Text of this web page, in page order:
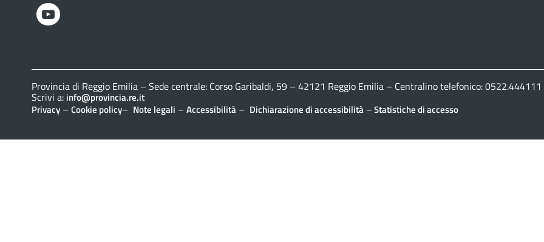
Provincia di Reggio Emilia – Sede centrale: Corso Garibaldi, 59 – 42121 Reggio Emilia – Centralino telefonico:
Scrivi a: info@provincia.re.it
Privacy – Cookie policy– Note legali – Accessibilità – Dichiarazione di accessibilità –Statistiche di accesso